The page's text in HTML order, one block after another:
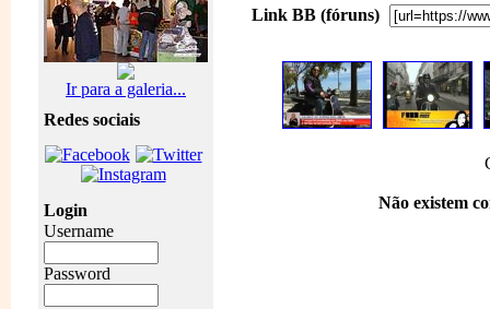
Ir para a galeria...
Redes sociais
Login
Username
Password
Link BB (fóruns)
Não existem